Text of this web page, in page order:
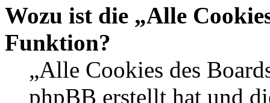
Wozu ist die „Alle
Funktion?
„Alle Cookies des
phpBB erstellt hat und